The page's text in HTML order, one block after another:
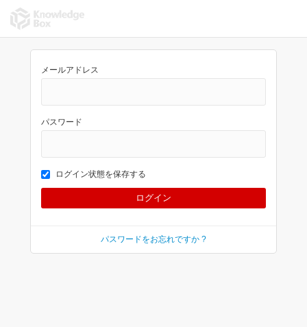
メールアドレス
パスワード
ログイン状態を保存する
パスワードをお忘れですか ?